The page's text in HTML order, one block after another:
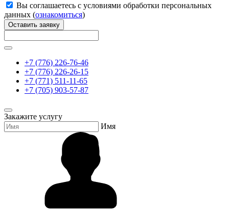
Вы соглашаетесь с условиями обработки персональных
данных (ознакомиться)
Оставить заявку
+7 (776) 226-76-46
+7 (776) 226-26-15
+7 (771) 511-11-65
+7 (705) 903-57-87
Закажите услугу
Имя